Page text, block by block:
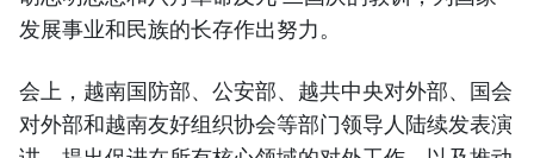
发展事业和民族的长存作出努力。
会上，越南国防部、公安部、越共中央对外部、国会
对外部和越南友好组织协会等部门领导人陆续发表演